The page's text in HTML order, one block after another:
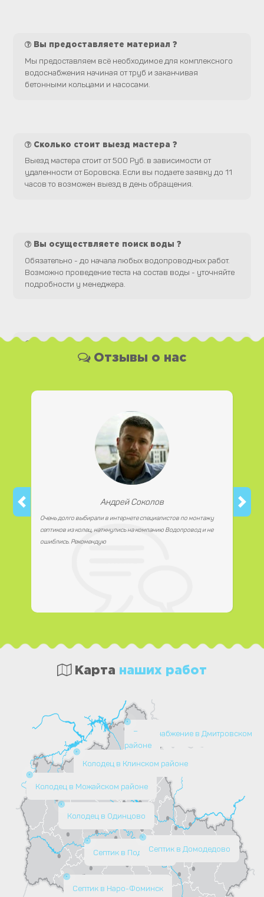
Вы предоставляете материал ?
Мы предоставляем всё необходимое для комплексного
водоснабжения начиная от труб и заканчивая
бетонными кольцами и насосами.
Сколько стоит выезд мастера ?
Выезд мастера стоит от 500 Руб. в зависимости от
удаленности от Боровска. Если вы подаете заявку до 11
часов то возможен выезд в день обращения.
Вы осуществляете поиск воды ?
Обязательно - до начала любых водопроводных работ.
Возможно проведение теста на состав воды - уточняйте
подробности у менеджера.
Какая у Вас форма оплаты ?
Вы можете оплатить наши услуги и необходимые
работаем с юридическими лицами.
Отзывы о нас
Андрей Соколов
Очень долго выбирали в интернете специалистов по монтажу
септиков из колец, наткнулись на компанию Водопровод и не
ошиблись. Рекомендую
Карта наших работ
Колодец в Одинцово
Септик в Подольске
Септик в Наро-Фоминск
Колодец в Клинском районе
Колодец в Можайском районе
Водоснабжение в Дмитровском
районе
Септик в Домодедово